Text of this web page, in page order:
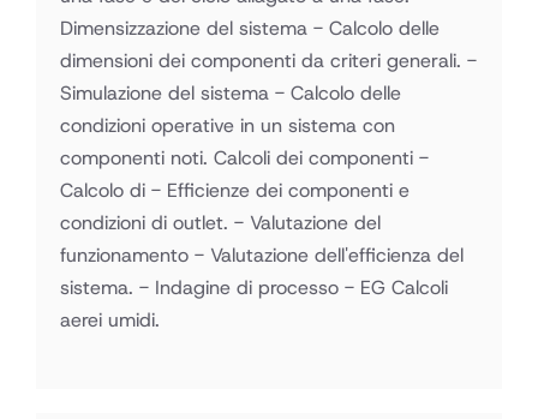
Dimensizzazione del sistema - Calcolo delle
dimensioni dei componenti da criteri generali. -
Simulazione del sistema - Calcolo delle
condizioni operative in un sistema con
componenti noti. Calcoli dei componenti -
Calcolo di - Efficienze dei componenti e
condizioni di outlet. - Valutazione del
funzionamento - Valutazione dell'efficienza del
sistema. - Indagine di processo - EG Calcoli
aerei umidi.